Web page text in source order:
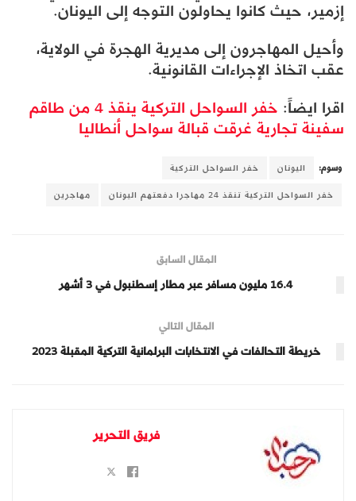
إزمير، حيث كانوا يحاولون التوجه إلى اليونان.
وأحيل المهاجرون إلى مديرية الهجرة في الولاية،
عقب اتخاذ الإجراءات القانونية.
اقرا ايضاً:
خفر السواحل التركية ينقذ 4 من طاقم
سفينة تجارية غرقت قبالة سواحل أنطاليا
وسوم: اليونان
خفر السواحل التركية
خفر السواحل التركية تنقذ 24 مهاجرا دفعتهم اليونان
مهاجرين
المقال السابق
16.4 مليون مسافر عبر مطار إسطنبول في 3 أشهر
المقال التالي
خريطة التحالفات في الانتخابات البرلمانية التركية المقبلة 2023
فريق التحرير